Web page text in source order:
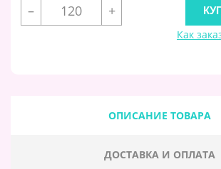
–
+
Как
ОПИСАНИЕ ТОВАРА
ДОСТАВКА И ОПЛАТА